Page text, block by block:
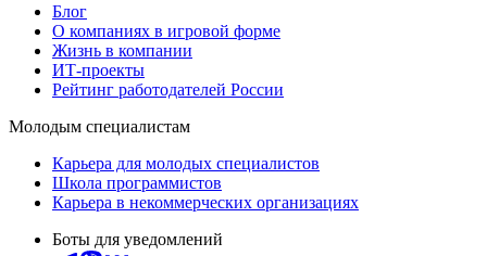
Блог
О компаниях в игровой форме
Жизнь в компании
ИТ-проекты
Рейтинг работодателей России
Молодым специалистам
Карьера для молодых специалистов
Школа программистов
Карьера в некоммерческих организациях
Боты для уведомлений